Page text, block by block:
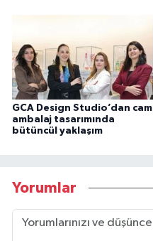
GCA Design Studio’dan cam
ambalaj tasarımında
bütüncül yaklaşım
Yorumlar